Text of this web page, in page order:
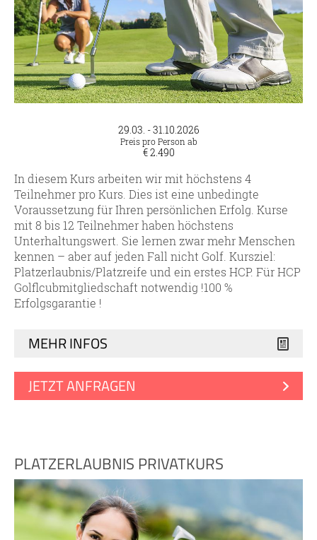
29.03. - 31.10.2026
Preis pro Person ab
€ 2.490
In diesem Kurs arbeiten wir mit höchstens 4
Teilnehmer pro Kurs. Dies ist eine unbedingte
Voraussetzung für Ihren persönlichen Erfolg. Kurse
mit 8 bis 12 Teilnehmer haben höchstens
Unterhaltungswert. Sie lernen zwar mehr Menschen
kennen – aber auf jeden Fall nicht Golf. Kursziel:
Platzerlaubnis/Platzreife und ein erstes HCP. Für HCP
Golflcubmitgliedschaft notwendig !100 %
Erfolgsgarantie !
MEHR INFOS
JETZT ANFRAGEN
PLATZERLAUBNIS PRIVATKURS